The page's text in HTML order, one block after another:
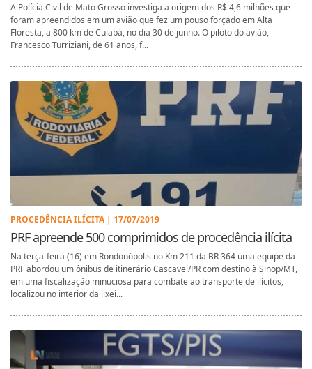
A Polícia Civil de Mato Grosso investiga a origem dos R$ 4,6 milhões que
foram apreendidos em um avião que fez um pouso forçado em Alta
Floresta, a 800 km de Cuiabá, no dia 30 de junho. O piloto do avião,
Francesco Turriziani, de 61 anos, f...
PROCEDÊNCIA ILÍCITA | 17/07/2019
PRF apreende 500 comprimidos de procedência ilícita
Na terça-feira (16) em Rondonópolis no Km 211 da BR 364 uma equipe da
PRF abordou um ônibus de itinerário Cascavel/PR com destino à Sinop/MT,
em uma fiscalização minuciosa para combate ao transporte de ilícitos,
localizou no interior da lixei...